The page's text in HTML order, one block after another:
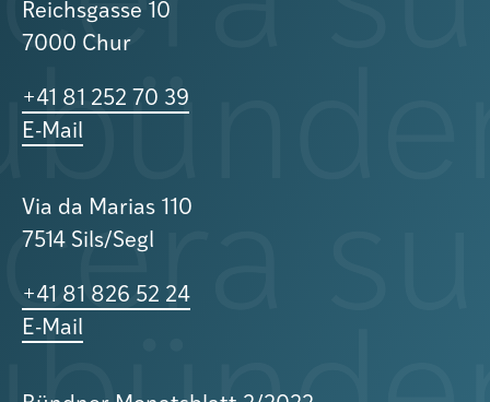
Reichsgasse 10
7000 Chur
+41 81 252 70 39
E-Mail
Via da Marias 110
7514 Sils/Segl
+41 81 826 52 24
E-Mail